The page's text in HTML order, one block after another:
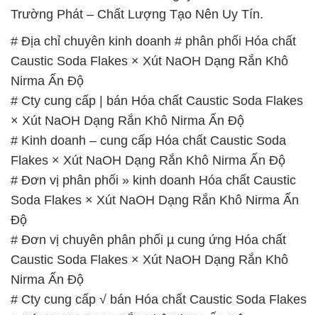
Flakes × Xút NaOH Dạng Rắn Khô Nirma Ấn Độ
Caustic Soda Flakes × Xút NaOH Dạng Rắn Khô
Nirma Ấn Độ
# Nhà phân phối ∞ cung cấp Hóa chất Caustic Soda
Flakes × Xút NaOH Dạng Rắn Khô Nirma Ấn Độ
# Địa chỉ chuyên bán | thương mại Hóa chất Caustic
Soda Flakes × Xút NaOH Dạng Rắn Khô Nirma Ấn
# Địa chỉ chuyên phân phối ¯ bán Hóa chất Caustic
Soda Flakes × Xút NaOH Dạng Rắn Khô Nirma Ấn
Độ
📞PHÒNG KINH DOANH – CÔNG TY HÓA CHẤT
ĐẮC TRƯỜNG PHÁT🌐